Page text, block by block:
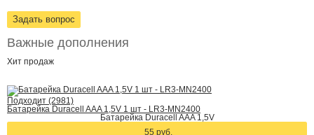
Задать вопрос
Важные дополнения
Хит продаж
Подходит (2981)
Батарейка Duracell AAA 1,5V 1 шт - LR3-MN2400
Батарейка Duracell AAA 1,5V
55 руб.